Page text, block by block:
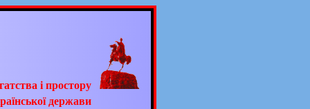
і простору
держави